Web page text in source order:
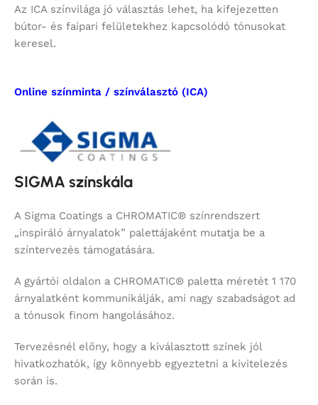
Az ICA színvilága jó választás lehet, ha kifejezetten
bútor- és faipari felületekhez kapcsolódó tónusokat
keresel.
Online színminta / színválasztó (ICA)
SIGMA színskála
A Sigma Coatings a CHROMATIC® színrendszert
„inspiráló árnyalatok” palettájaként mutatja be a
színtervezés támogatására.
A gyártói oldalon a CHROMATIC® paletta méretét 1 170
árnyalatként kommunikálják, ami nagy szabadságot ad
a tónusok finom hangolásához.
Tervezésnél előny, hogy a kiválasztott színek jól
hivatkozhatók, így könnyebb egyeztetni a kivitelezés
során is.